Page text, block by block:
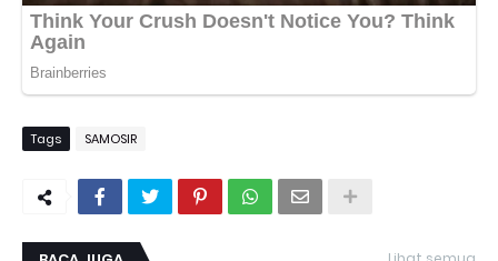
Tags SAMOSIR